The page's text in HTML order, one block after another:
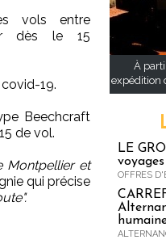
vols entre
dès le 15
19.
Beechcraft
de vol.
Montpellier et
qui précise
À
expédition
LE
OFFRES